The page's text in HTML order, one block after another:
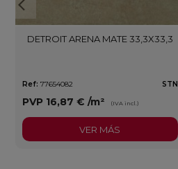
DETROIT ARENA MATE 33,3X33,3
Ref: 77654082 STN
PVP 16,87 € /m² (IVA incl.)
VER MÁS